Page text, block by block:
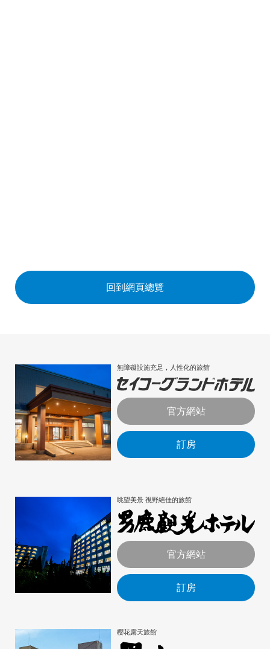
回到網頁總覽
無障礙設施充足，人性化的旅館
官方網站
訂房
眺望美景 視野絕佳的旅館
官方網站
訂房
櫻花露天旅館